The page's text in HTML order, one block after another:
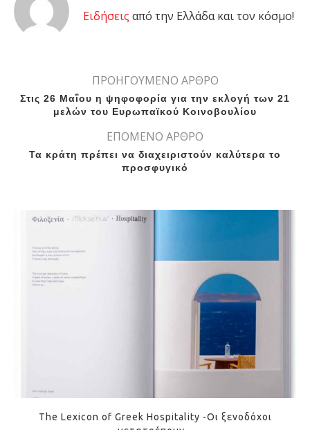
Eιδήσεις από την Ελλάδα και τον κόσμο!
ΠΡΟΗΓΟΥΜΕΝΟ ΑΡΘΡΟ
Στις 26 Μαΐου η ψηφοφορία για την εκλογή των 21
μελών του Ευρωπαϊκού Κοινοβουλίου
ΕΠΟΜΕΝΟ ΑΡΘΡΟ
Τα κράτη πρέπει να διαχειριστούν καλύτερα το
προσφυγικό
The Lexicon of Greek Hospitality -Οι ξενοδόχοι